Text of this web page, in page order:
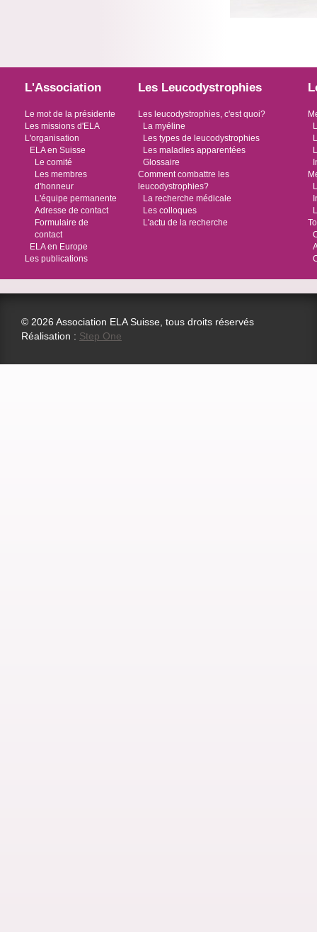
L'Association
Le mot de la présidente
Les missions d'ELA
L'organisation
ELA en Suisse
Le comité
Les membres
d'honneur
L'équipe permanente
Adresse de contact
Formulaire de
contact
ELA en Europe
Les publications
Les Leucodystrophies
Les leucodystrophies, c'est quoi?
La myéline
Les types de leucodystrophies
Les maladies apparentées
Glossaire
Comment combattre les
leucodystrophies?
La recherche médicale
Les colloques
L'actu de la recherche
© 2026 Association ELA Suisse, tous droits réservés
Réalisation : Step One